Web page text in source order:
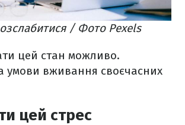
/ Фото Pexels
цей стан можливо.
умови вживання своєчасних
цей стрес